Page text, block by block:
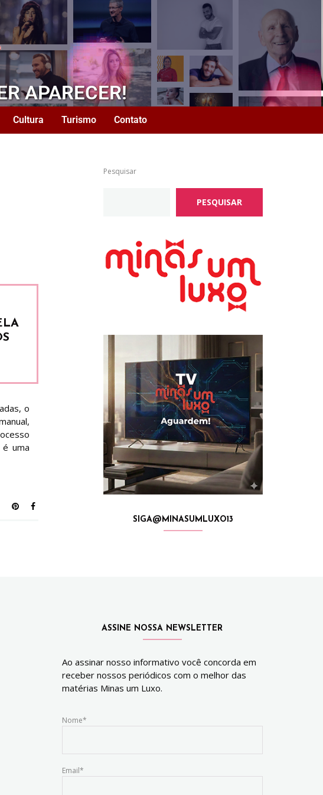
APARECER!
Cultura Turismo Contato
o
é uma
Pesquisar
PESQUISAR
SIGA@MINASUMLUXO13
ASSINE NOSSA NEWSLETTER
Ao assinar nosso informativo você concorda em
receber nossos periódicos com o melhor das
matérias Minas um Luxo.
Nome*
Email*